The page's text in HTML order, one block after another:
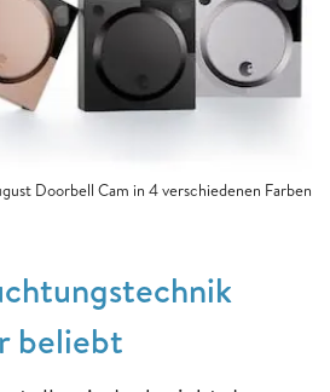
Doorbell Cam in 4 verschiedenen Farben
beliebt